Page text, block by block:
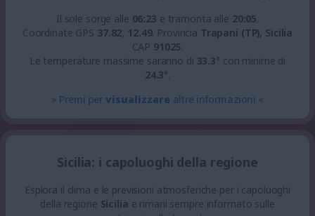
Il sole sorge alle 06:23 e tramonta alle 20:05.
Coordinate GPS 37.82, 12.49. Provincia Trapani (TP), Sicilia
CAP 91025.
Le temperature massime saranno di 33.3° con minime di
24.3°.
» Premi pervisualizzare altre informazioni «
Sicilia: i capoluoghi della regione
Esplora il clima e le previsioni atmosferiche per i capoluoghi
della regione Sicilia e rimani sempre informato sulle